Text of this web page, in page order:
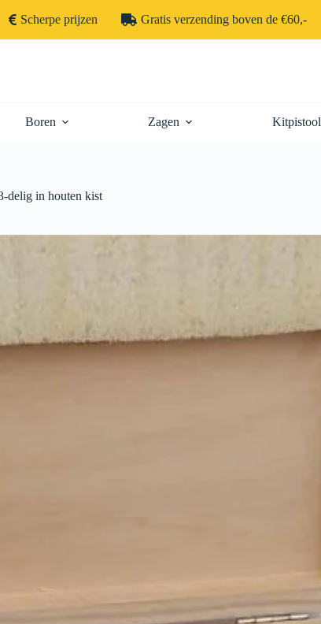
Scherpe prijzen Gratis verzending boven de €60,-
Boren Zagen Kitpistool
delig in houten kist